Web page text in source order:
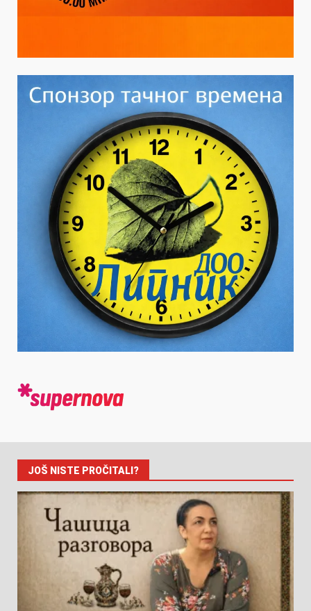
JOŠ NISTE PROČITALI?